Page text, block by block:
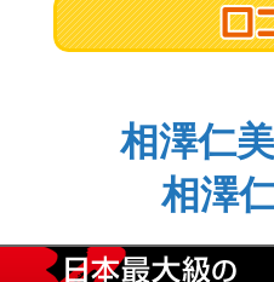
相澤仁
相澤